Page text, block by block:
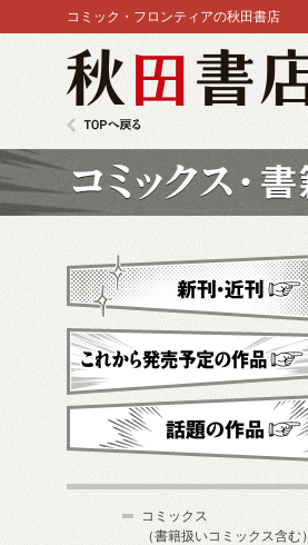
コミック・フロンティアの秋田書店
新刊・近刊
これから発売予定
コミックス
（書籍扱いコミックス含む）